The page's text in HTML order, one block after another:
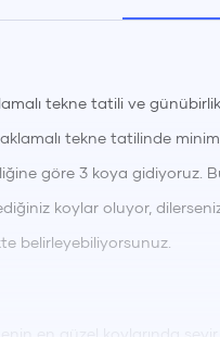
tekne tatili ve
tekne tatilinde
göre 3 koya gidiyoruz.
koylar oluyor,
belirleyebiliyorsunuz.